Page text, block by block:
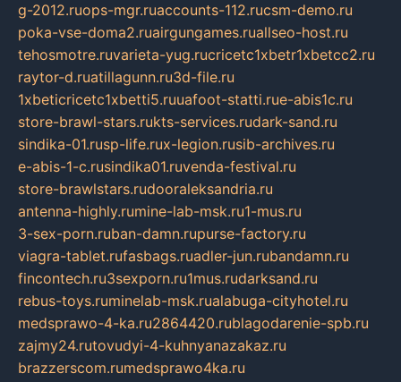
g-2012.ruops-mgr.ruaccounts-112.rucsm-demo.ru
poka-vse-doma2.ruairgungames.ruallseo-host.ru
tehosmotre.ruvarieta-yug.rucricetc1xbetr1xbetcc2.ru
raytor-d.ruatillagunn.ru3d-file.ru
1xbeticricetc1xbetti5.ruuafoot-statti.rue-abis1c.ru
store-brawl-stars.rukts-services.rudark-sand.ru
sindika-01.rusp-life.rux-legion.rusib-archives.ru
e-abis-1-c.rusindika01.ruvenda-festival.ru
store-brawlstars.rudooraleksandria.ru
antenna-highly.rumine-lab-msk.ru1-mus.ru
3-sex-porn.ruban-damn.rupurse-factory.ru
viagra-tablet.rufasbags.ruadler-jun.rubandamn.ru
fincontech.ru3sexporn.ru1mus.rudarksand.ru
rebus-toys.ruminelab-msk.rualabuga-cityhotel.ru
medsprawo-4-ka.ru2864420.rublagodarenie-spb.ru
zajmy24.rutovudyi-4-kuhnyanazakaz.ru
brazzerscom.rumedsprawo4ka.ru